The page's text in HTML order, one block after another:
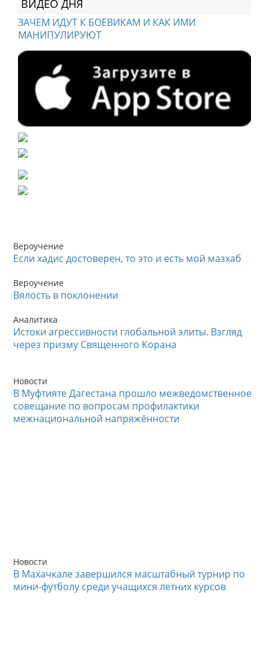
ВИДЕО ДНЯ
ЗАЧЕМ ИДУТ К БОЕВИКАМ И КАК ИМИ
МАНИПУЛИРУЮТ
Вероучение
Если хадис достоверен, то это и есть мой мазхаб
Вероучение
Вялость в поклонении
Аналитика
Истоки агрессивности глобальной элиты. Взгляд
через призму Священного Корана
Новости
В Муфтияте Дагестана прошло межведомственное
совещание по вопросам профилактики
межнациональной напряжённости
Новости
В Махачкале завершился масштабный турнир по
мини-футболу среди учащихся летних курсов